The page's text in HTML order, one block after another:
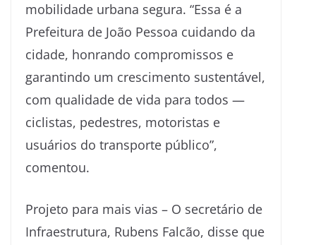
mobilidade urbana segura. “Essa é a
Prefeitura de João Pessoa cuidando da
cidade, honrando compromissos e
garantindo um crescimento sustentável,
com qualidade de vida para todos —
ciclistas, pedestres, motoristas e
usuários do transporte público”,
comentou.
Projeto para mais vias – O secretário de
Infraestrutura, Rubens Falcão, disse que